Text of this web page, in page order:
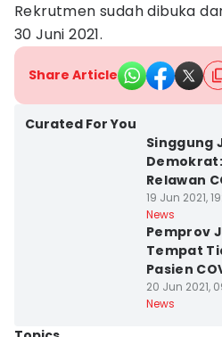
Rekrutmen sudah dibuka
30 Juni 2021.
Share Article
Curated For You
Singgung
Relawan
19 Jun 2021,
News
Pemprov
Tempat
Pasien
20 Jun 2021,
News